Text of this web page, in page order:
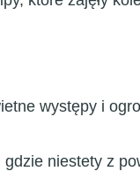
występy i
gdzie niestety z